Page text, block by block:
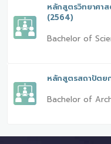
หลักสูตรวิทยาศา
(2564)
Bachelor of
หลักสูตรสถาปัต
Bachelor of